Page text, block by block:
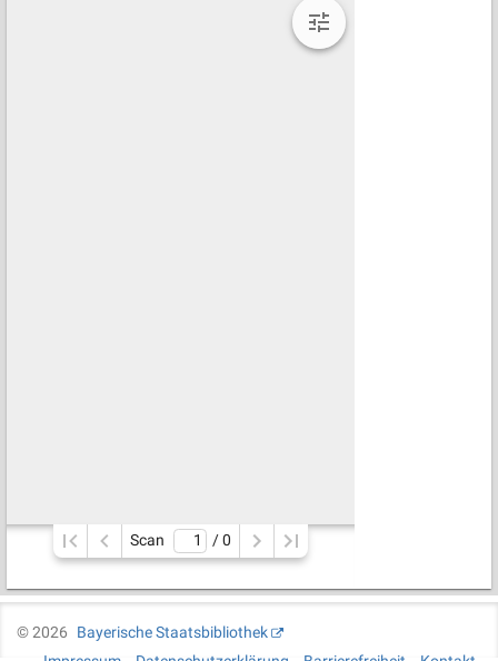
Scan / 0
©2026
Bayerische Staatsbibliothek